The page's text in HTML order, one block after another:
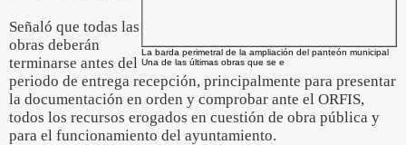
La barda perimetral de la ampliación del panteón municipal
Una de las últimas obras que se e
Señaló que todas las
obras deberán
terminarse antes del
periodo de entrega recepción, principalmente para presentar
la documentación en orden y comprobar ante el ORFIS,
todos los recursos erogados en cuestión de obra pública y
para el funcionamiento del ayuntamiento.